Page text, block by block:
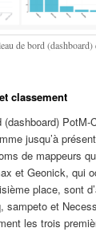
de bord
classement
(dashboard) PotM-
jusqu’à
de mappeurs
et Geonick, qui
place, sont
sampeto et
les trois